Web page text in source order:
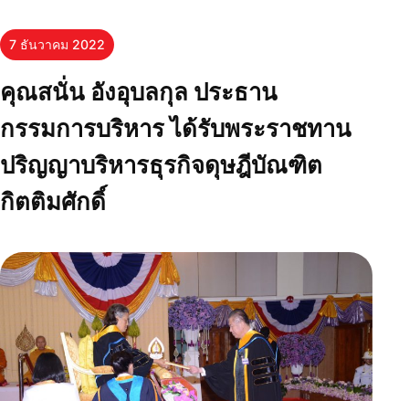
7 ธันวาคม 2022
คุณสนั่น อังอุบลกุล ประธาน
กรรมการบริหาร ได้รับพระราชทาน
ปริญญาบริหารธุรกิจดุษฎีบัณฑิต
กิตติมศักดิ์